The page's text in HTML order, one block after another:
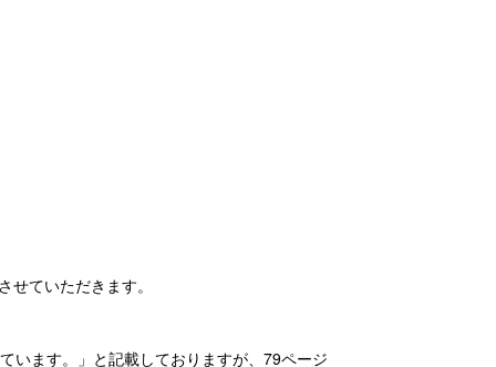
ていただきます。
います。」と記載しておりますが、79ページ